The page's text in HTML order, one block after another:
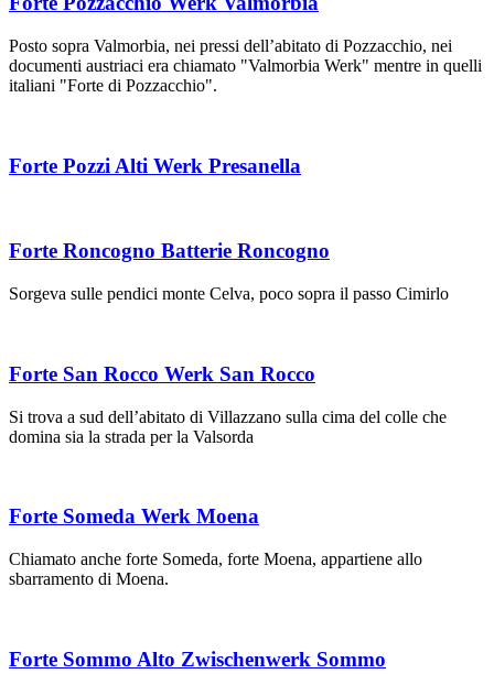
Posto sopra Valmorbia, nei pressi dell’abitato di Pozzacchio, nei
documenti austriaci era chiamato "Valmorbia Werk" mentre in quelli
italiani "Forte di Pozzacchio".
Forte Pozzi Alti Werk Presanella
Forte Roncogno Batterie Roncogno
Sorgeva sulle pendici monte Celva, poco sopra il passo Cimirlo
Forte San Rocco Werk San Rocco
Si trova a sud dell’abitato di Villazzano sulla cima del colle che
domina sia la strada per la Valsorda
Forte Someda Werk Moena
Chiamato anche forte Someda, forte Moena, appartiene allo
sbarramento di Moena.
Forte Sommo Alto Zwischenwerk Sommo